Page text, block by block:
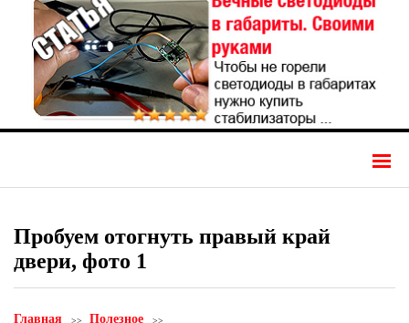
Пробуем отогнуть правый край
двери, фото 1
Главная Полезное